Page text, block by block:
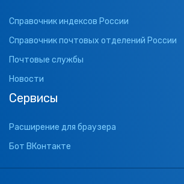
Справочник индексов России
Справочник почтовых отделений России
Почтовые службы
Новости
Сервисы
Расширение для браузера
Бот ВКонтакте